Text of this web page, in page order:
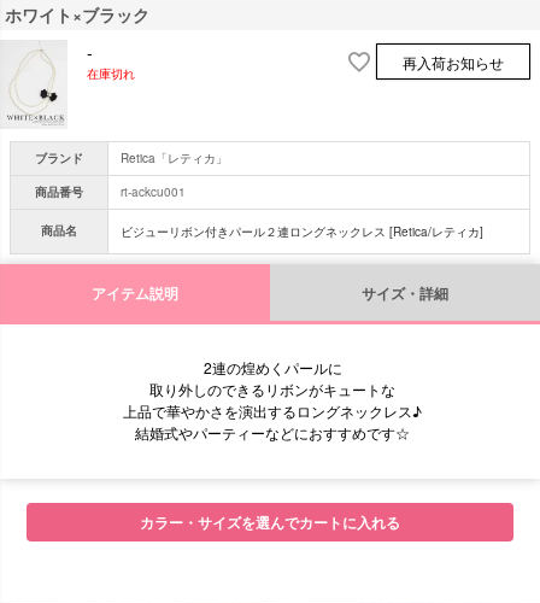
ホワイト×ブラック
-
在庫切れ
再入荷お知らせ
ブランド
Retica「レティカ」
商品番号
rt-ackcu001
商品名 ビジューリボン付きパール２連ロングネックレス [Retica/レティカ]
アイテム説明 サイズ・詳細
2連の煌めくパールに
取り外しのできるリボンがキュートな
上品で華やかさを演出するロングネックレス♪
結婚式やパーティーなどにおすすめです☆
■注意事項
カラー・サイズを選んでカートに入れる